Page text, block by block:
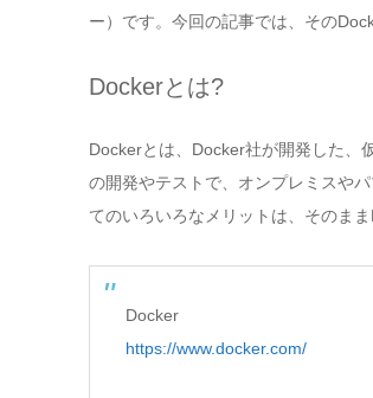
ー）です。今回の記事では、その
Dockerとは?
Dockerとは、Docker社が開発した、
の開発やテストで、オンプレミスや
てのいろいろなメリットは、そのま
Docker
https://www.docker.com/